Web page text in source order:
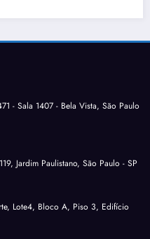
- Sala 1407 - Bela Vista, São Paulo
Jardim Paulistano, São Paulo - SP
Lote4, Bloco A, Piso 3, Edifício